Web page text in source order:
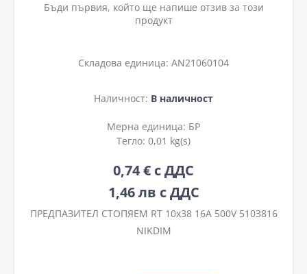
Бъди първия, който ще напише отзив за този
продукт
Складова единица: AN21060104
Наличност: В наличност
Мерна единица: БР
Тегло: 0,01 kg(s)
0,74 € с ДДС
1,46 лв с ДДС
ПРЕДПАЗИТЕЛ СТОПЯЕМ RT 10х38 16A 500V 5103816
NIKDIM